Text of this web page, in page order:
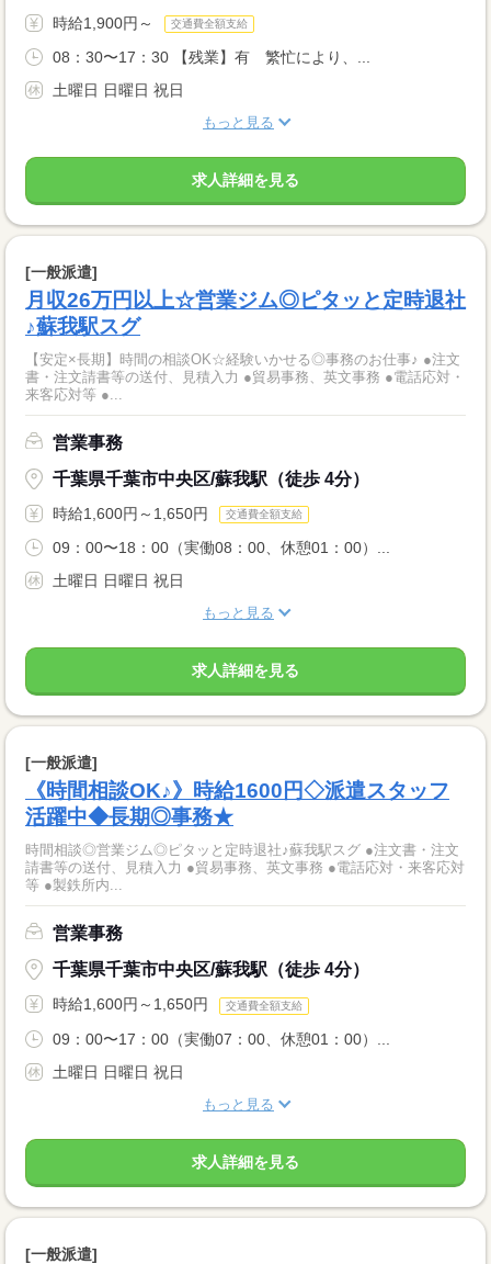
時給1,900円～ 交通費全額支給
08：30〜17：30 【残業】有 繁忙により、...
土曜日 日曜日 祝日
もっと見る
求人詳細を見る
[一般派遣]
月収26万円以上☆営業ジム◎ピタッと定時退社
♪蘇我駅スグ
【安定×長期】時間の相談OK☆経験いかせる◎事務のお仕事♪ ●注文
書・注文請書等の送付、見積入力 ●貿易事務、英文事務 ●電話応対・
来客応対等 ●...
営業事務
千葉県千葉市中央区/蘇我駅（徒歩 4分）
時給1,600円～1,650円 交通費全額支給
09：00〜18：00（実働08：00、休憩01：00）...
土曜日 日曜日 祝日
もっと見る
求人詳細を見る
[一般派遣]
《時間相談OK♪》時給1600円◇派遣スタッフ
活躍中◆長期◎事務★
時間相談◎営業ジム◎ピタッと定時退社♪蘇我駅スグ ●注文書・注文
請書等の送付、見積入力 ●貿易事務、英文事務 ●電話応対・来客応対
等 ●製鉄所内...
営業事務
千葉県千葉市中央区/蘇我駅（徒歩 4分）
時給1,600円～1,650円 交通費全額支給
09：00〜17：00（実働07：00、休憩01：00）...
土曜日 日曜日 祝日
もっと見る
求人詳細を見る
[一般派遣]